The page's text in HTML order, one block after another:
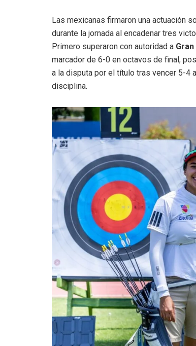
Las mexicanas firmaron una actuación
durante la jornada al encadenar tres
Primero superaron con autoridad a
marcador de 6-0 en octavos de final,
a la disputa por el título tras vencer 5-4 a
disciplina.